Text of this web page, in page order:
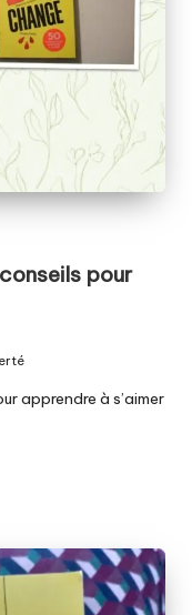
pour
apprendre à s’aimer